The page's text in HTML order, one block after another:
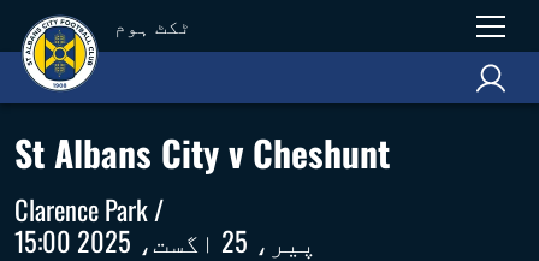
ٹکٹ ہوم
St Albans City v Cheshunt
Clarence Park /
پیر، 25 اگست، 2025 15:00